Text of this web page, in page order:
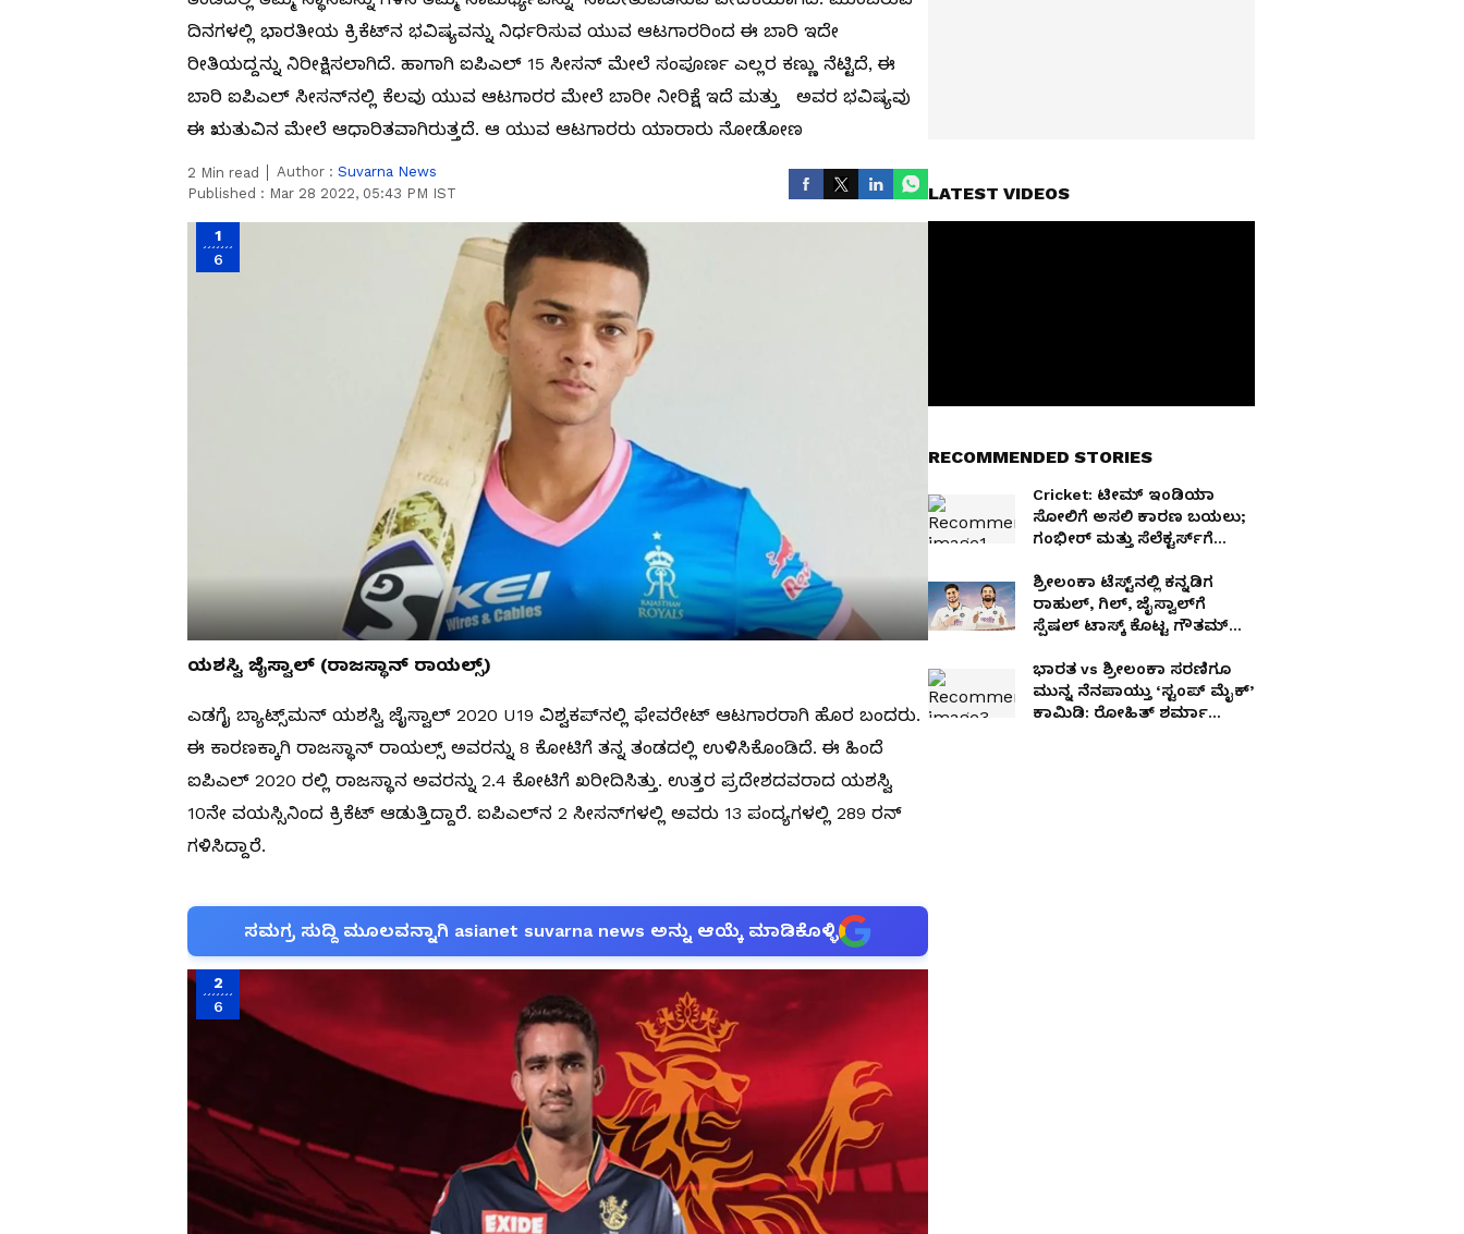
ದಿನಗಳಲ್ಲಿ ಭಾರತೀಯ ಕ್ರಿಕೆಟ್‌ನ ಭವಿಷ್ಯವನ್ನು ನಿರ್ಧರಿಸುವ ಯುವ ಆಟಗಾರರಿಂದ ಈ ಬಾರಿ ಇದೇ
ರೀತಿಯದ್ದನ್ನು ನಿರೀಕ್ಷಿಸಲಾಗಿದೆ. ಹಾಗಾಗಿ ಐಪಿಎಲ್‌ 15 ಸೀಸನ್‌ ಮೇಲೆ ಸಂಪೂರ್ಣ ಎಲ್ಲರ ಕಣ್ಣು ನೆಟ್ಟಿದೆ, ಈ
ಬಾರಿ ಐಪಿಎಲ್‌ ಸೀಸನ್‌ನಲ್ಲಿ ಕೆಲವು ಯುವ ಆಟಗಾರರ ಮೇಲೆ ಬಾರೀ ನೀರಿಕ್ಷೆ ಇದೆ ಮತ್ತು ಅವರ ಭವಿಷ್ಯವು
ಈ ಋತುವಿನ ಮೇಲೆ ಆಧಾರಿತವಾಗಿರುತ್ತದೆ. ಆ ಯುವ ಆಟಗಾರರು ಯಾರಾರು ನೋಡೋಣ
2 Min read Author : Suvarna News
Published : Mar 28 2022, 05:43 PM IST
1
6
ಯಶಸ್ವಿ ಜೈಸ್ವಾಲ್ (ರಾಜಸ್ಥಾನ್ ರಾಯಲ್ಸ್)
ಎಡಗೈ ಬ್ಯಾಟ್ಸ್‌ಮನ್ ಯಶಸ್ವಿ ಜೈಸ್ವಾಲ್ 2020 U19 ವಿಶ್ವಕಪ್‌ನಲ್ಲಿ ಫೇವರೇಟ್‌ ಆಟಗಾರರಾಗಿ ಹೊರ ಬಂದರು.
ಈ ಕಾರಣಕ್ಕಾಗಿ ರಾಜಸ್ಥಾನ್ ರಾಯಲ್ಸ್ ಅವರನ್ನು 8 ಕೋಟಿಗೆ ತನ್ನ ತಂಡದಲ್ಲಿ ಉಳಿಸಿಕೊಂಡಿದೆ. ಈ ಹಿಂದೆ
ಐಪಿಎಲ್ 2020 ರಲ್ಲಿ ರಾಜಸ್ಥಾನ ಅವರನ್ನು 2.4 ಕೋಟಿಗೆ ಖರೀದಿಸಿತ್ತು. ಉತ್ತರ ಪ್ರದೇಶದವರಾದ ಯಶಸ್ವಿ
10ನೇ ವಯಸ್ಸಿನಿಂದ ಕ್ರಿಕೆಟ್ ಆಡುತ್ತಿದ್ದಾರೆ. ಐಪಿಎಲ್‌ನ 2 ಸೀಸನ್‌ಗಳಲ್ಲಿ ಅವರು 13 ಪಂದ್ಯಗಳಲ್ಲಿ 289 ರನ್
ಗಳಿಸಿದ್ದಾರೆ.
ಸಮಗ್ರ ಸುದ್ದಿ ಮೂಲವನ್ನಾಗಿ asianet suvarna news ಅನ್ನು ಆಯ್ಕೆ ಮಾಡಿಕೊಳ್ಳಿ
2
6
LATEST VIDEOS
RECOMMENDED STORIES
Cricket: ಟೀಮ್ ಇಂಡಿಯಾ
ಸೋಲಿಗೆ ಅಸಲಿ ಕಾರಣ ಬಯಲು;
ಗಂಭೀರ್ ಮತ್ತು ಸೆಲೆಕ್ಟರ್ಸ್‌ಗೆ
ಶ್ರೀಲಂಕಾ ಟೆಸ್ಟ್‌ನಲ್ಲಿ ಕನ್ನಡಿಗ
ರಾಹುಲ್, ಗಿಲ್, ಜೈಸ್ವಾಲ್‌ಗೆ
ಸ್ಪೆಷಲ್ ಟಾಸ್ಕ್ ಕೊಟ್ಟ ಗೌತಮ್
ಭಾರತ vs ಶ್ರೀಲಂಕಾ ಸರಣಿಗೂ
ಮುನ್ನ ನೆನಪಾಯ್ತು ‘ಸ್ಟಂಪ್ ಮೈಕ್’
ಕಾಮಿಡಿ: ರೋಹಿತ್ ಶರ್ಮಾ